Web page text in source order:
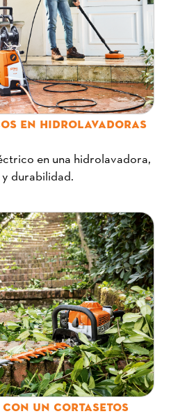
EN HIDROLAVADORAS
en una hidrolavadora,
durabilidad.
UN CORTASETOS